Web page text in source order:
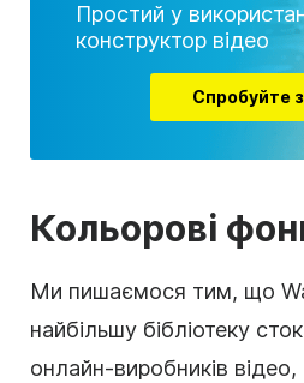
Простий у
конструктор відео
Спробуйте
Кольорові
Ми пишаємося тим, що
найбільшу бібліотеку
онлайн-виробників відео,